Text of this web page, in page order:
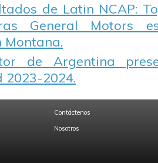
de Latin NCAP:
General Motors
Montana.
de Argentina
2023-2024.
Contáctenos
Nosotros